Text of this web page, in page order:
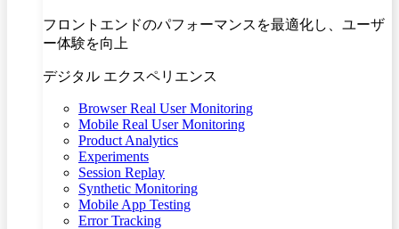
フロントエンドのパフォーマンスを最適化し、ユーザ
ー体験を向上
デジタル エクスペリエンス
Browser Real User Monitoring
Mobile Real User Monitoring
Product Analytics
Experiments
Session Replay
Synthetic Monitoring
Mobile App Testing
Error Tracking